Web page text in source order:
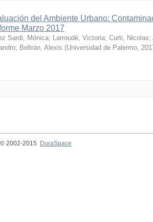
del Ambiente Urbano:
Marzo 2017
Sardi, Mónica; Larroudé, Victoria; Curti, Nicolas;
; Beltrán, Alexis (Universidad de Palermo,
2002-2015
DuraSpace